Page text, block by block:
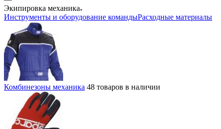
Экипировка механика
Инструменты и оборудование командыРасходные материалы
Комбинезоны механика 48 товаров в наличии